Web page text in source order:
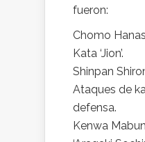
fueron:
Chomo
Kata ‘Jion’.
Shinpan
Ataques de
defensa.
Kenwa